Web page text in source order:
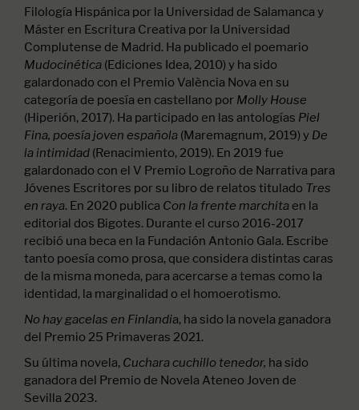
Filología Hispánica por la Universidad de Salamanca y
Máster en Escritura Creativa por la Universidad
Complutense de Madrid. Ha publicado el poemario
Mudocinética (Ediciones Idea, 2010) y ha sido
galardonado con el Premio València Nova en su
categoría de poesía en castellano por Molly House
(Hiperión, 2017). Ha participado en las antologías Piel
Fina, poesía joven española (Maremagnum, 2019) y De
la intimidad (Renacimiento, 2019). En 2019 fue
galardonado con el V Premio Logroño de Narrativa para
Jóvenes Escritores por su libro de relatos titulado Tres
en raya. En 2020 publica Con la frente marchita en la
editorial dos Bigotes. Durante el curso 2016-2017
recibió una beca en la Fundación Antonio Gala. Escribe
tanto poesía como prosa, que considera distintas caras
de la misma moneda, para acercarse a temas como la
identidad, la marginalidad o el homoerotismo.
No hay gacelas en Finlandia, ha sido la novela ganadora
del Premio 25 Primaveras 2021.
Su última novela, Cuchara cuchillo tenedor, ha sido
ganadora del Premio de Novela Ateneo Joven de
Sevilla 2023.